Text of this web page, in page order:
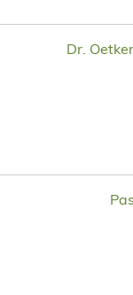
Dr.